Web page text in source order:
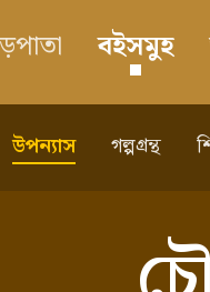
বইসমুহ
উপন্যাস গল্পগ্রন্থ